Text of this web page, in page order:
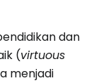
dan
(virtuous
menjadi